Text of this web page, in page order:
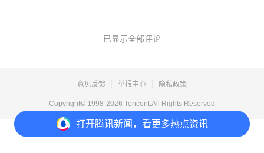
打开腾讯新闻，看更多热点资讯
已显示全部评论
意见反馈 举报中心 隐私政策
Copyright© 1998-2026 Tencent.All Rights Reserved